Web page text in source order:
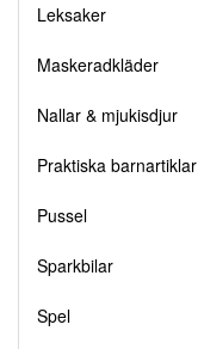
Leksaker
Maskeradkläder
Nallar & mjukisdjur
Praktiska barnartiklar
Pussel
Sparkbilar
Spel